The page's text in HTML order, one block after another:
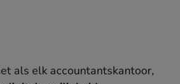
als elk accountantskantoor,